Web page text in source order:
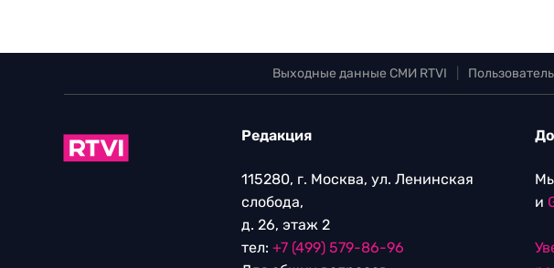
Выходные данные СМИ RTVI
Редакция
115280, г. Москва, ул. Ленинская
слобода,
д. 26, этаж 2
тел: +7 (499) 579-86-96
и